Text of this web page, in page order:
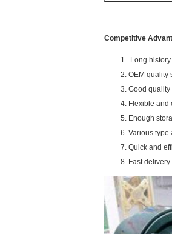
Competitive
Long
OEM quality
Good
Flexible and
Enough
Various type
Quick and
Fast